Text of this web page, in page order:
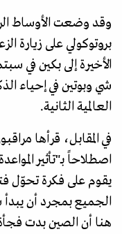
وقد وضعت الأوساط
بروتوكولي على زيارة
شي وبوتين في إحياء
العالمية الثانية.
في المقابل، قرأها
اصطلاحاً بـ"تأثير
يقوم على فكرة تحوّل
الجميع بمجرد أن
هنا أن الصين بدت